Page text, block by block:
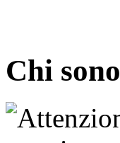
Chi sono